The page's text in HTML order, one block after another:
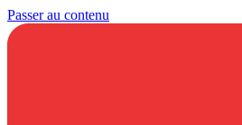
Passer au contenu